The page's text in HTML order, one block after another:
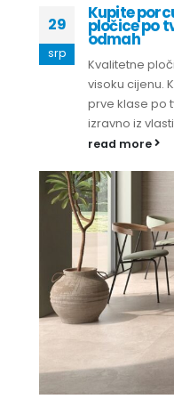
29
srp
Kupite
pločice po
odmah
Kvalitetne
visoku cijenu.
prve klase po
izravno iz
read more